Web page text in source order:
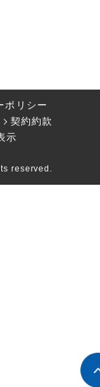
ポリシー
契約約款
示
reserved.